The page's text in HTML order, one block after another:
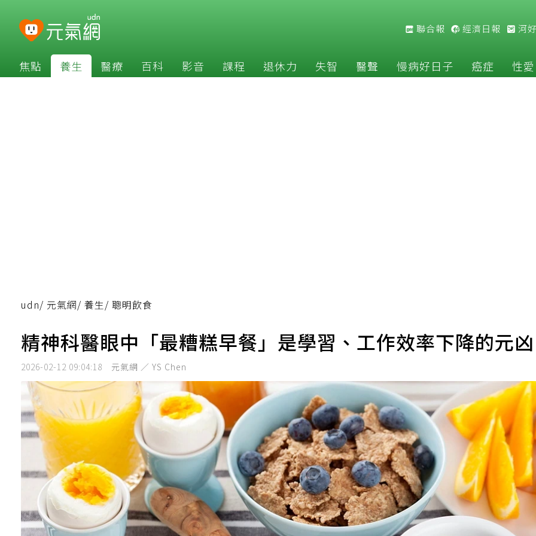
聯合報 經濟日報 河
焦點 養生 醫療 百科 影音 課程 退休力 失智 醫聲 慢病好日子 癌症 性愛
udn/ 元氣網/ 養生/ 聰明飲食
精神科醫眼中「最糟糕早餐」是學習、工作效率下降的元
2026-02-12 09:04:18 元氣網 ／ YS Chen